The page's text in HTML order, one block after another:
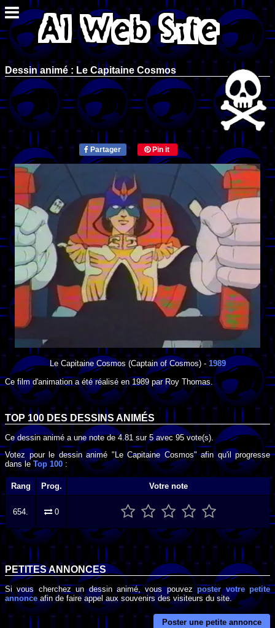
Dessin animé : Le Capitaine Cosmos
Partager Pin it
Le Capitaine Cosmos (Captain of Cosmos) - 1989
Ce film d'animation a été réalisé en 1989 parRoy Thomas
TOP 100 DES DESSINS ANIMÉS
Ce dessin animé a une note de4.81 sur5 avec95vote(s).
Votez pour le dessin animé "Le Capitaine Cosmos" afin qu'il progresse
dans le Top 100 :
Rang Prog. Votre note
654. 0
PETITES ANNONCES
Si vous cherchez un dessin animé, vous pouvezposter votre petite
annonceafin de faire appel aux souvenirs des visiteurs du site.
Poster une petite annonce